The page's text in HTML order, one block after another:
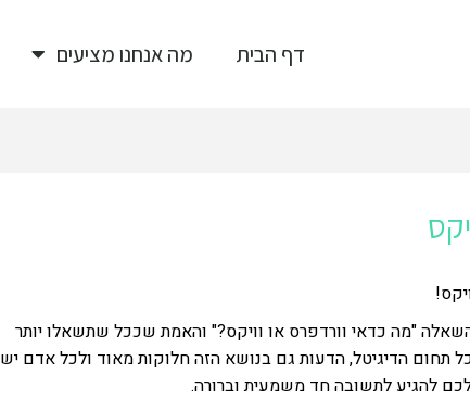
דף הבית מה אנחנו מציעים
"מה כדאי וורדפרס או וויקס?" והאמת שככל שתשאלו יותר
תחום הדיגיטל, הדעות גם בנושא הזה חלוקות מאוד ולכל אדם יש
להגיע לתשובה חד משמעית וברורה.